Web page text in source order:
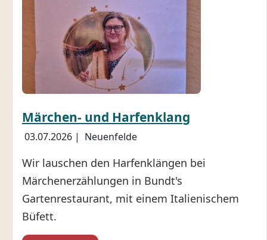
Märchen- und Harfenklang
03.07.2026 | Neuenfelde
Wir lauschen den Harfenklängen bei
Märchenerzählungen in Bundt's
Gartenrestaurant, mit einem Italienischem
Büfett.